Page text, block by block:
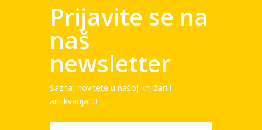
Prijavite se na
naš
newsletter
Saznaj novitete u našoj knjižari i
antikvarijatu!